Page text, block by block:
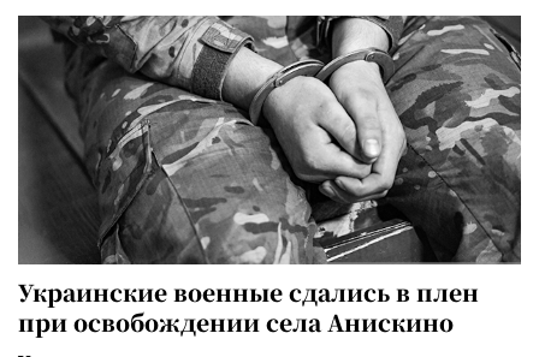
Украинские военные сдались в плен
при освобождении села Анискино